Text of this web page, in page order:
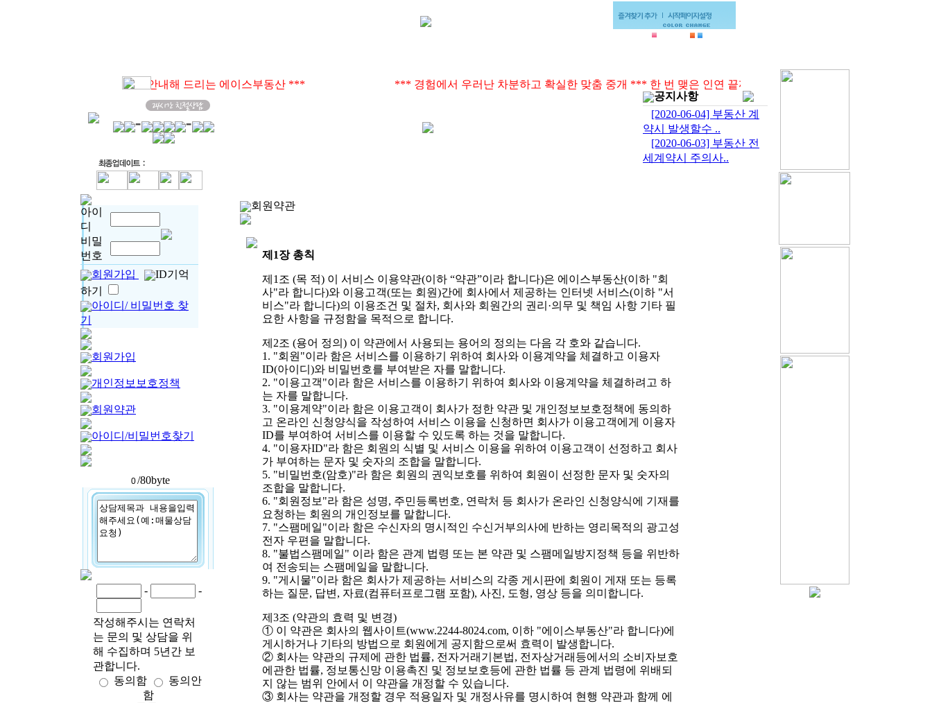
공지사항
[2020-06-04] 부동산 계
약시 발생할수 ..
[2020-06-03] 부동산 전
세계약시 주의사..
아이
디
비밀
번호
회원가입
ID기억
하기
아이디/ 비밀번호 찾
기
회원가입
개인정보보호정책
회원약관
아이디/비밀번호찾기
/80byte
- -
작성해주시는 연락처
는 문의 및 상담을 위
해 수집하며 5년간 보
관합니다.
동의함
동의안
함
회원약관
제1장 총칙
제1조 (목 적) 이 서비스 이용약관(이하 “약관”이라 합니다)은 에이스부동산(이하 "회
사"라 합니다)와 이용고객(또는 회원)간에 회사에서 제공하는 인터넷 서비스(이하 "서
비스"라 합니다)의 이용조건 및 절차, 회사와 회원간의 권리·의무 및 책임 사항 기타 필
요한 사항을 규정함을 목적으로 합니다.
제2조 (용어 정의) 이 약관에서 사용되는 용어의 정의는 다음 각 호와 같습니다.
1. "회원"이라 함은 서비스를 이용하기 위하여 회사와 이용계약을 체결하고 이용자
ID(아이디)와 비밀번호를 부여받은 자를 말합니다.
2. "이용고객"이라 함은 서비스를 이용하기 위하여 회사와 이용계약을 체결하려고 하
는 자를 말합니다.
3. "이용계약"이라 함은 이용고객이 회사가 정한 약관 및 개인정보보호정책에 동의하
고 온라인 신청양식을 작성하여 서비스 이용을 신청하면 회사가 이용고객에게 이용자
ID를 부여하여 서비스를 이용할 수 있도록 하는 것을 말합니다.
4. "이용자ID"라 함은 회원의 식별 및 서비스 이용을 위하여 이용고객이 선정하고 회사
가 부여하는 문자 및 숫자의 조합을 말합니다.
5. "비밀번호(암호)"라 함은 회원의 권익보호를 위하여 회원이 선정한 문자 및 숫자의
조합을 말합니다.
6. "회원정보"라 함은 성명, 주민등록번호, 연락처 등 회사가 온라인 신청양식에 기재를
요청하는 회원의 개인정보를 말합니다.
7. "스팸메일"이라 함은 수신자의 명시적인 수신거부의사에 반하는 영리목적의 광고성
전자 우편을 말합니다.
8. "불법스팸메일" 이라 함은 관계 법령 또는 본 약관 및 스팸메일방지정책 등을 위반하
여 전송되는 스팸메일을 말합니다.
9. "게시물"이라 함은 회사가 제공하는 서비스의 각종 게시판에 회원이 게재 또는 등록
하는 질문, 답변, 자료(컴퓨터프로그램 포함), 사진, 도형, 영상 등을 의미합니다.
제3조 (약관의 효력 및 변경)
① 이 약관은 회사의 웹사이트(www.2244-8024.com, 이하 "에이스부동산"라 합니다)에
게시하거나 기타의 방법으로 회원에게 공지함으로써 효력이 발생합니다.
② 회사는 약관의 규제에 관한 법률, 전자거래기본법, 전자상거래등에서의 소비자보호
에관한 법률, 정보통신망 이용촉진 및 정보보호등에 관한 법률 등 관계 법령에 위배되
지 않는 범위 안에서 이 약관을 개정할 수 있습니다.
③ 회사는 약관을 개정할 경우 적용일자 및 개정사유를 명시하여 현행 약관과 함께 에